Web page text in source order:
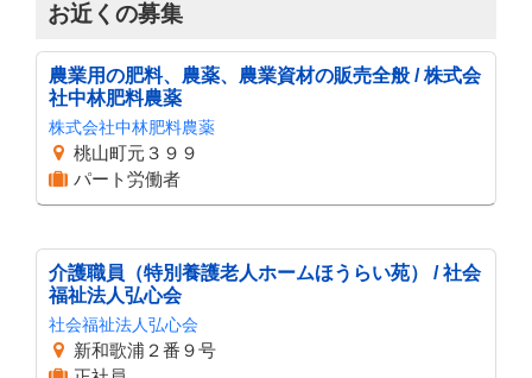
お近くの募集
農業用の肥料、農薬、農業資材の販売全般 / 株式会
社中林肥料農薬
株式会社中林肥料農薬
桃山町元３９９
パート労働者
介護職員（特別養護老人ホームほうらい苑） / 社会
福祉法人弘心会
社会福祉法人弘心会
新和歌浦２番９号